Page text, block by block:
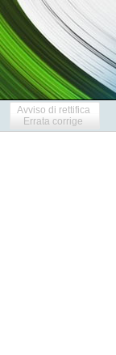
Avviso di rettifica
Errata corrige